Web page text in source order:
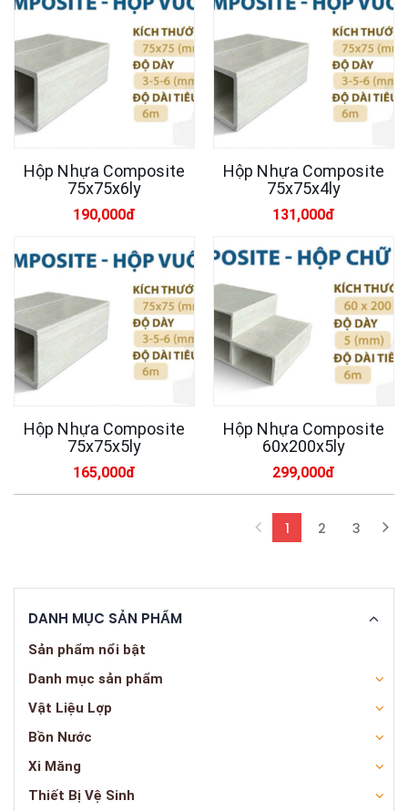
Hộp Nhựa Composite
75x75x6ly
190,000đ
Hộp Nhựa Composite
75x75x4ly
131,000đ
Hộp Nhựa Composite
75x75x5ly
165,000đ
Hộp Nhựa Composite
60x200x5ly
299,000đ
1(current)
2 3
DANH MỤC SẢN PHẨM
Sản phẩm nổi bật
Danh mục sản phẩm
Vật Liệu Lợp
Bồn Nước
Xi Măng
Thiết Bị Vệ Sinh